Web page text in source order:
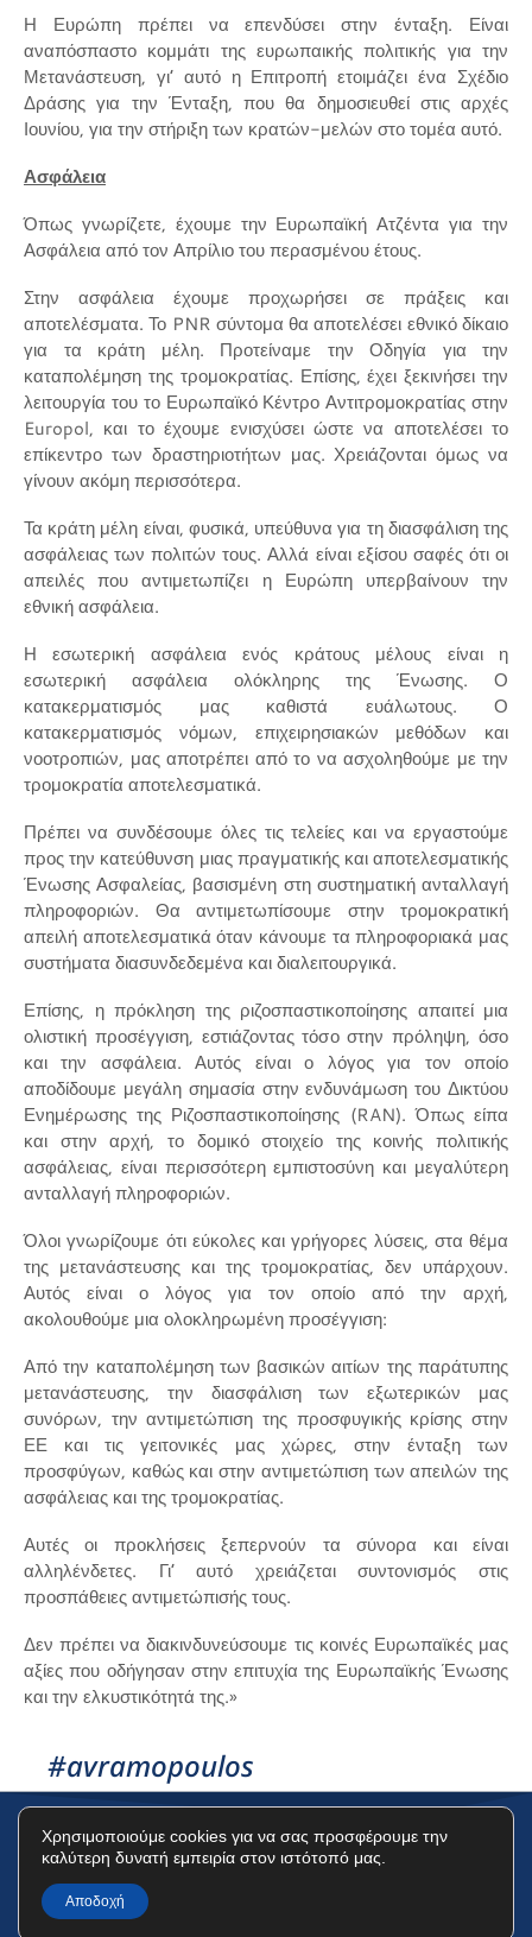
Η Ευρώπη πρέπει να επενδύσει στην ένταξη. Είναι
αναπόσπαστο κομμάτι της ευρωπαικής πολιτικής για την
Μετανάστευση, γι’ αυτό η Επιτροπή ετοιμάζει ένα Σχέδιο
Δράσης για την Ένταξη, που θα δημοσιευθεί στις αρχές
Ιουνίου, για την στήριξη των κρατών-μελών στο τομέα αυτό.
Ασφάλεια
Όπως γνωρίζετε, έχουμε την Ευρωπαϊκή Ατζέντα για την
Ασφάλεια από τον Απρίλιο του περασμένου έτους.
Στην ασφάλεια έχουμε προχωρήσει σε πράξεις και
αποτελέσματα. Το PNR σύντομα θα αποτελέσει εθνικό δίκαιο
για τα κράτη μέλη. Προτείναμε την Οδηγία για την
καταπολέμηση της τρομοκρατίας. Επίσης, έχει ξεκινήσει την
λειτουργία του το Ευρωπαϊκό Κέντρο Αντιτρομοκρατίας στην
Europol, και το έχουμε ενισχύσει ώστε να αποτελέσει το
επίκεντρο των δραστηριοτήτων μας. Χρειάζονται όμως να
γίνουν ακόμη περισσότερα.
Τα κράτη μέλη είναι, φυσικά, υπεύθυνα για τη διασφάλιση της
ασφάλειας των πολιτών τους. Αλλά είναι εξίσου σαφές ότι οι
απειλές που αντιμετωπίζει η Ευρώπη υπερβαίνουν την
εθνική ασφάλεια.
Η εσωτερική ασφάλεια ενός κράτους μέλους είναι η
εσωτερική ασφάλεια ολόκληρης της Ένωσης. Ο
κατακερματισμός μας καθιστά ευάλωτους. Ο
κατακερματισμός νόμων, επιχειρησιακών μεθόδων και
νοοτροπιών, μας αποτρέπει από το να ασχοληθούμε με την
τρομοκρατία αποτελεσματικά.
Πρέπει να συνδέσουμε όλες τις τελείες και να εργαστούμε
προς την κατεύθυνση μιας πραγματικής και αποτελεσματικής
Ένωσης Ασφαλείας, βασισμένη στη συστηματική ανταλλαγή
πληροφοριών. Θα αντιμετωπίσουμε στην τρομοκρατική
απειλή αποτελεσματικά όταν κάνουμε τα πληροφοριακά μας
συστήματα διασυνδεδεμένα και διαλειτουργικά.
Επίσης, η πρόκληση της ριζοσπαστικοποίησης απαιτεί μια
ολιστική προσέγγιση, εστιάζοντας τόσο στην πρόληψη, όσο
και την ασφάλεια. Αυτός είναι ο λόγος για τον οποίο
αποδίδουμε μεγάλη σημασία στην ενδυνάμωση του Δικτύου
Ενημέρωσης της Ριζοσπαστικοποίησης (RAN). Όπως είπα
και στην αρχή, το δομικό στοιχείο της κοινής πολιτικής
ασφάλειας, είναι περισσότερη εμπιστοσύνη και μεγαλύτερη
ανταλλαγή πληροφοριών.
Όλοι γνωρίζουμε ότι εύκολες και γρήγορες λύσεις, στα θέμα
της μετανάστευσης και της τρομοκρατίας, δεν υπάρχουν.
Αυτός είναι ο λόγος για τον οποίο από την αρχή,
ακολουθούμε μια ολοκληρωμένη προσέγγιση:
Από την καταπολέμηση των βασικών αιτίων της παράτυπης
μετανάστευσης, την διασφάλιση των εξωτερικών μας
συνόρων, την αντιμετώπιση της προσφυγικής κρίσης στην
ΕΕ και τις γειτονικές μας χώρες, στην ένταξη των
προσφύγων, καθώς και στην αντιμετώπιση των απειλών της
ασφάλειας και της τρομοκρατίας.
Αυτές οι προκλήσεις ξεπερνούν τα σύνορα και είναι
αλληλένδετες. Γι’ αυτό χρειάζεται συντονισμός στις
προσπάθειες αντιμετώπισής τους.
Δεν πρέπει να διακινδυνεύσουμε τις κοινές Ευρωπαϊκές μας
αξίες που οδήγησαν στην επιτυχία της Ευρωπαϊκής Ένωσης
και την ελκυστικότητά της.»
#avramopoulos
Όροι ΧρήσηςΠολιτική Προστασίας Δεδομένων
Χρησιμοποιούμε cookies για να σας προσφέρουμε την
καλύτερη δυνατή εμπειρία στον ιστότοπό μας.
Αποδοχή